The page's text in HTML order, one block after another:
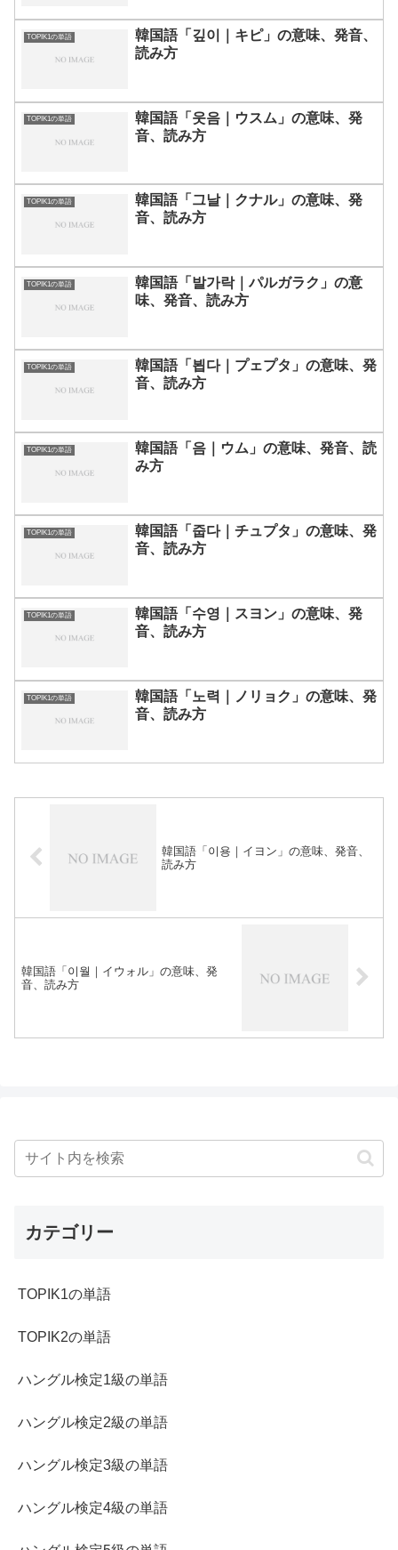
TOPIK1の単語
韓国語「깊이｜キピ」の意味、発音、
読み方
TOPIK1の単語
韓国語「웃음｜ウスム」の意味、発
音、読み方
TOPIK1の単語
韓国語「그날｜クナル」の意味、発
音、読み方
TOPIK1の単語
韓国語「발가락｜パルガラク」の意
味、発音、読み方
TOPIK1の単語
韓国語「뵙다｜プェプタ」の意味、発
音、読み方
TOPIK1の単語
韓国語「음｜ウム」の意味、発音、読
み方
TOPIK1の単語
韓国語「줍다｜チュプタ」の意味、発
音、読み方
TOPIK1の単語
韓国語「수영｜スヨン」の意味、発
音、読み方
TOPIK1の単語
韓国語「노력｜ノリョク」の意味、発
音、読み方
韓国語「이용｜イヨン」の意味、発音、
読み方
韓国語「이월｜イウォル」の意味、発
音、読み方
カテゴリー
TOPIK1の単語
TOPIK2の単語
ハングル検定1級の単語
ハングル検定2級の単語
ハングル検定3級の単語
ハングル検定4級の単語